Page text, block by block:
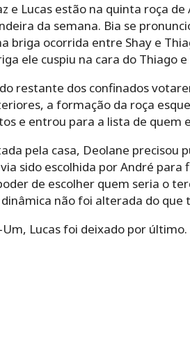
e Lucas estão na quinta roça
da semana. Bia se
briga ocorrida entre Shay e
ele cuspiu na cara do Thiago
restante dos confinados
a formação da roça
e entrou para a lista de quem
pela casa, Deolane precisou
sido escolhida por André
de escolher quem seria o
não foi alterada do
Lucas foi deixado por último.